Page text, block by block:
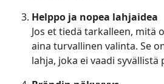
Helppo ja nopea lahjaidea
Jos et tiedä tarkalleen, mitä
aina turvallinen valinta. Se
lahja, joka ei vaadi syvällistä